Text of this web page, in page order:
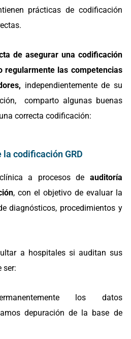
prácticas de codificación
de asegurar una codificación
regularmente las competencias
, independientemente de su
comparto algunas buenas
correcta codificación:
codificación GRD
a procesos de auditoría
, con el objetivo de evaluar la
diagnósticos, procedimientos y
a hospitales si auditan sus
ser:
los datos
depuración de la base de